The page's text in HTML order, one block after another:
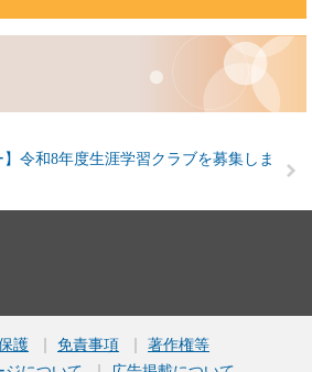
】令和8年度生涯学習クラブを募集しま
護 免責事項
著作権等